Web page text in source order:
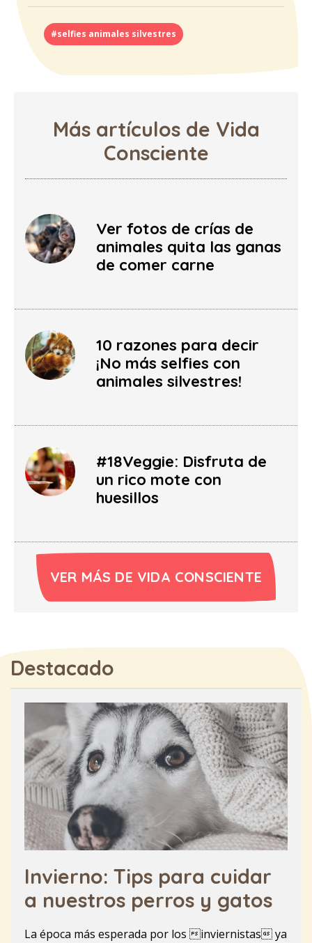
#selfies animales silvestres
Más artículos de Vida
Consciente
Ver fotos de crías de
animales quita las ganas
de comer carne
10 razones para decir
¡No más selfies con
animales silvestres!
#18Veggie: Disfruta de
un rico mote con
huesillos
VER MÁS DE VIDA CONSCIENTE
Destacado
Invierno: Tips para cuidar
a nuestros perros y gatos
La época más esperada por los inviernistas ya